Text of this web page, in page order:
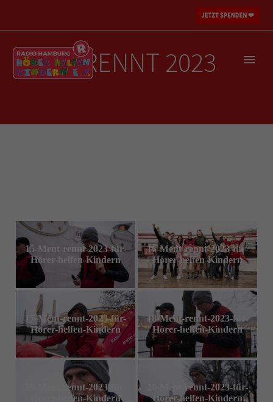
MENT RENNT 2023
15-Ment-rennt-2023-für-
Hörer-helfen-Kindern
16-Ment-rennt-2023-für-
Hörer-helfen-Kindern
17-Ment-rennt-2023-für-
Hörer-helfen-Kindern
18-Ment-rennt-2023-für-
Hörer-helfen-Kindern
19-Ment-rennt-2023-für-
Hörer-helfen-Kindern
20-Ment-rennt-2023-für-
Hörer-helfen-Kindern